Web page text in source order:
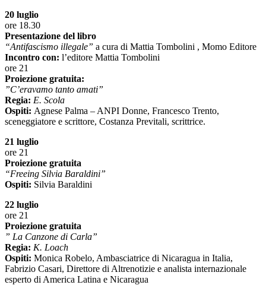
20 luglio
ore 18.30
Presentazione del libro
“Antifascismo illegale” a cura di Mattia Tombolini , Momo Editore
Incontro con: l’editore Mattia Tombolini
ore 21
Proiezione gratuita:
”C’eravamo tanto amati”
Regia: E. Scola
Ospiti: Agnese Palma – ANPI Donne, Francesco Trento,
sceneggiatore e scrittore, Costanza Previtali, scrittrice.
21 luglio
ore 21
Proiezione gratuita
“Freeing Silvia Baraldini”
Ospiti: Silvia Baraldini
22 luglio
ore 21
Proiezione gratuita
” La Canzone di Carla”
Regia: K. Loach
Ospiti: Monica Robelo, Ambasciatrice di Nicaragua in Italia,
Fabrizio Casari, Direttore di Altrenotizie e analista internazionale
esperto di America Latina e Nicaragua